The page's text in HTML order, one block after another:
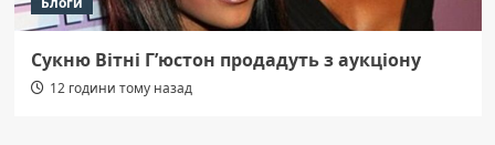
Сукню Вітні Г’юстон продадуть з аукціону
12 години тому назад